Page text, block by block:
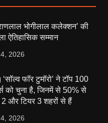
भोगीलाल कलेक्शन’ की
ऐतिहासिक सम्मान
2026
फॉर टुमॉरो’ ने टॉप 100
को चुना है, जिनमें से 50% से
2 और टियर 3 शहरों से हैं
2026